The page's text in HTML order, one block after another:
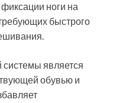
ноги на
быстрого
является
обувью и